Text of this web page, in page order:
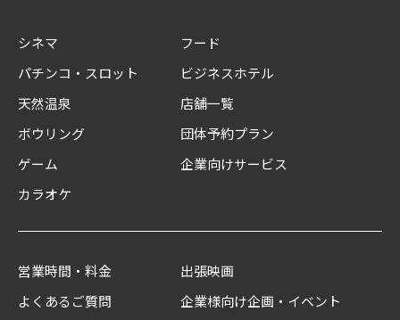
シネマ
パチンコ・スロット
天然温泉
ボウリング
ゲーム
カラオケ
フード
ビジネスホテル
店舗一覧
団体予約プラン
企業向けサービス
営業時間・料金
よくあるご質問
出張映画
企業様向け企画・イベント